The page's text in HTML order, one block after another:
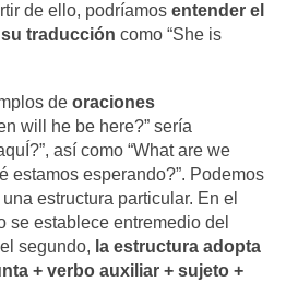
de ello, podríamos entender el
traducción como “She is
de oraciones
will he be here?” sería
así como “What are we
estamos esperando?”. Podemos
estructura particular. En el
se establece entremedio del
segundo, la estructura adopta
+ verbo auxiliar + sujeto +